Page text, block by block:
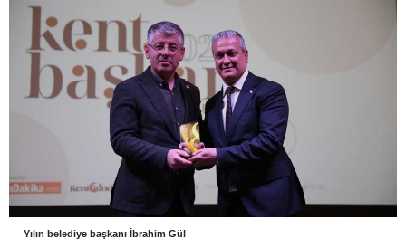
Yılın belediye başkanı İbrahim Gül